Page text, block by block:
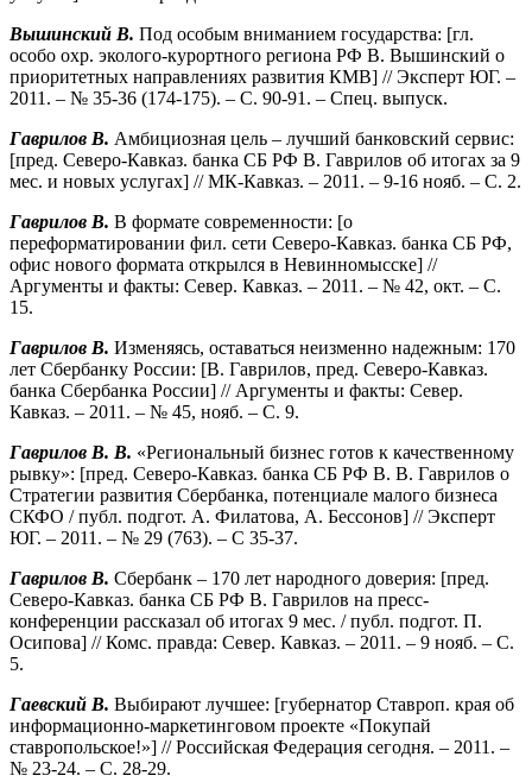
Вышинский В. Под особым вниманием государства: [гл.
особо охр. эколого-курортного региона РФ В. Вышинский о
приоритетных направлениях развития КМВ] // Эксперт ЮГ. –
2011. – № 35-36 (174-175). – С. 90-91. – Спец. выпуск.
Гаврилов В. Амбициозная цель – лучший банковский сервис:
[пред. Северо-Кавказ. банка СБ РФ В. Гаврилов об итогах за 9
мес. и новых услугах] // МК-Кавказ. – 2011. – 9-16 нояб. – С. 2.
Гаврилов В. В формате современности: [о
переформатировании фил. сети Северо-Кавказ. банка СБ РФ,
офис нового формата открылся в Невинномысске] //
Аргументы и факты: Север. Кавказ. – 2011. – № 42, окт. – С.
15.
Гаврилов В. Изменяясь, оставаться неизменно надежным: 170
лет Сбербанку России: [В. Гаврилов, пред. Северо-Кавказ.
банка Сбербанка России] // Аргументы и факты: Север.
Кавказ. – 2011. – № 45, нояб. – С. 9.
Гаврилов В. В. «Региональный бизнес готов к качественному
рывку»: [пред. Северо-Кавказ. банка СБ РФ В. В. Гаврилов о
Стратегии развития Сбербанка, потенциале малого бизнеса
СКФО / публ. подгот. А. Филатова, А. Бессонов] // Эксперт
ЮГ. – 2011. – № 29 (763). – С 35-37.
Гаврилов В. Сбербанк – 170 лет народного доверия: [пред.
Северо-Кавказ. банка СБ РФ В. Гаврилов на пресс-
конференции рассказал об итогах 9 мес. / публ. подгот. П.
Осипова] // Комс. правда: Север. Кавказ. – 2011. – 9 нояб. – С.
5.
Гаевский В. Выбирают лучшее: [губернатор Ставроп. края об
информационно-маркетинговом проекте «Покупай
ставропольское!»] // Российская Федерация сегодня. – 2011. –
№ 23-24. – С. 28-29.